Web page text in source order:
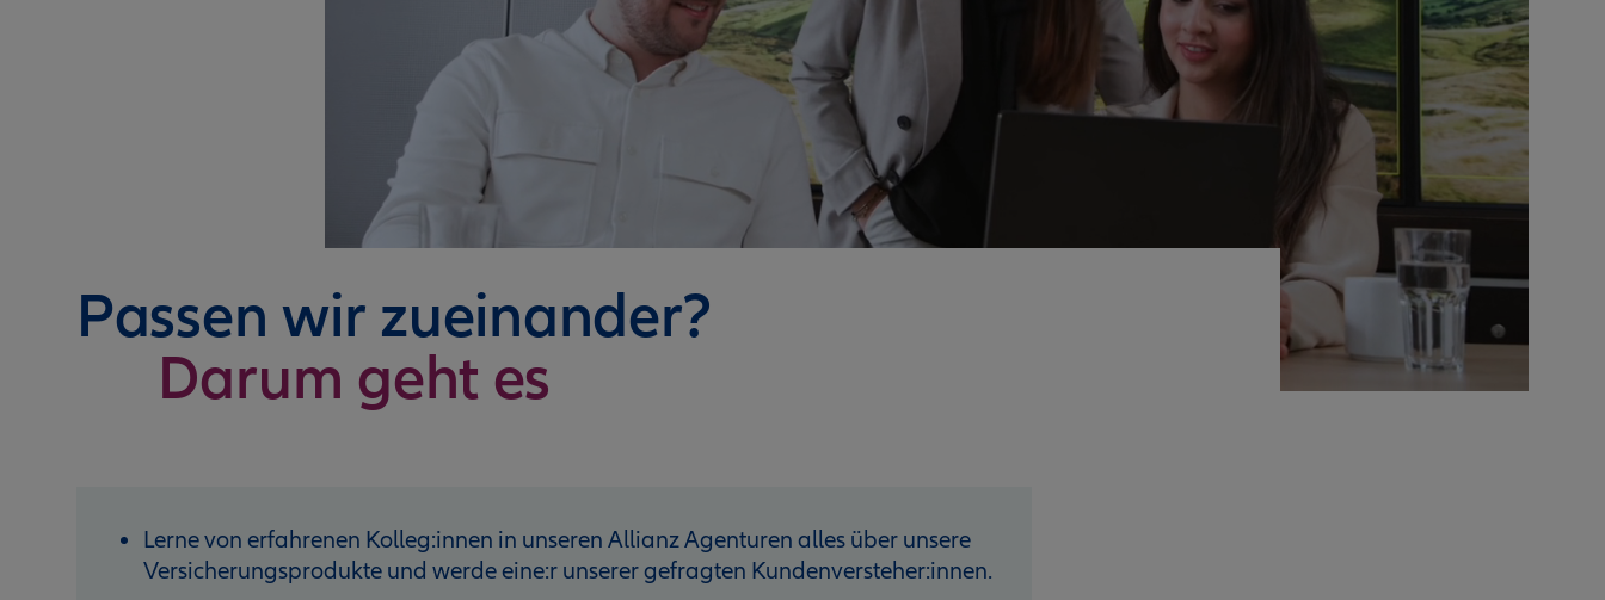
Passen wir zueinander?
Darum geht es
Lerne von erfahrenen Kolleg:innen in unseren Allianz Agenturen alles über unsere
Versicherungsprodukte und werde eine:r unserer gefragten Kundenversteher:innen.